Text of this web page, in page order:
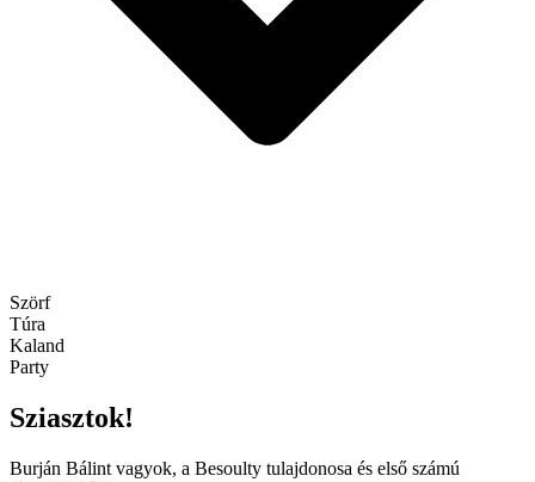
Szörf
Túra
Kaland
Party
Sziasztok!
Burján Bálint vagyok, a Besoulty tulajdonosa és első számú